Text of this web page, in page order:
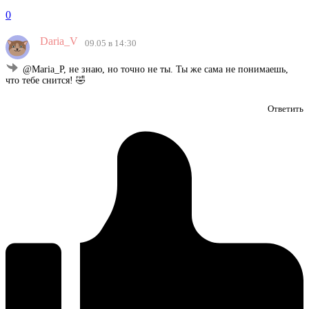
0
Daria_V 09.05 в 14:30
@Maria_P, не знаю, но точно не ты. Ты же сама не понимаешь,
что тебе снится! 🤣
Ответить